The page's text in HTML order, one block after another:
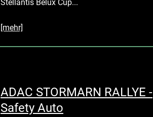
Stellantis Belux Cup...
[mehr]
ADAC STORMARN RALLYE -
Safety Auto